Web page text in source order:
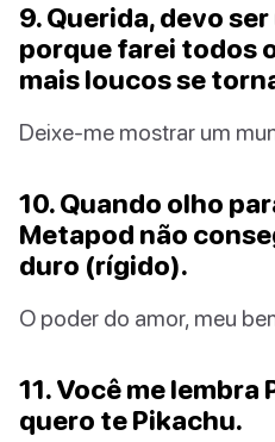
9. Querida, devo
porque farei todos
mais loucos se
Deixe-me mostrar um
10. Quando olho
Metapod não
duro (rígido).
O poder do amor, meu
11. Você me lembra
quero te Pikachu.